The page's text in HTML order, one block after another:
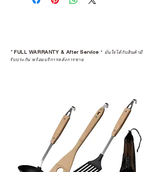
“ประสบการณ์หลังการใช้งาน” ใน
STUDIO และร้านตัวแทนจำหน่ายที่
ได้รับการแต่งตั้งอย่างเป็นทางการ จะ
เป็นการให้คำแนะนำ การดูแลสินค้า
หรือการแก้ไขปัญหาที่อาจเกิดขึ้นใน
ก่อนตัดสินใจซื้อสินค้า เราอยาก
แนะนำให้คุณสอบถามทุกครั้งว่า ร้าน
ค้าที่คุณกำลังเลือกซื้อนั้น มีการรับ
*FULL WARRANTY & After Service * มั่นใจได้กับสินค้ามี
รับประกัน พร้อมบริการหลังการขาย